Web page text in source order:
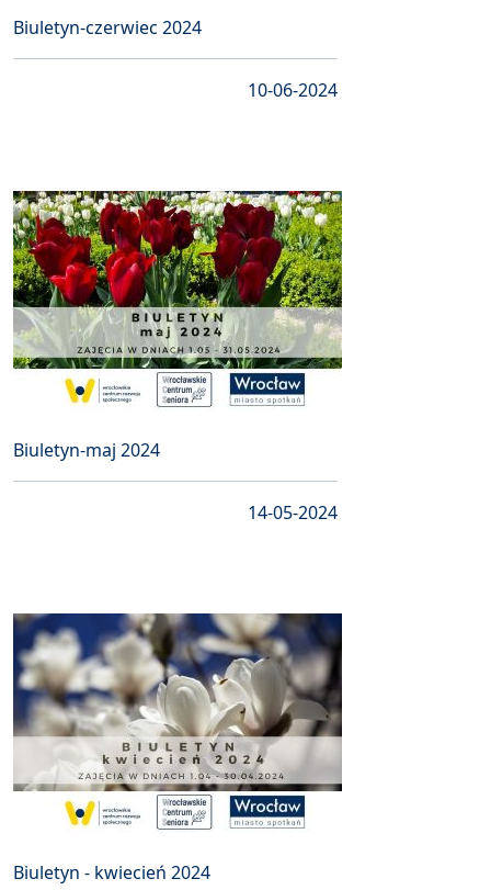
Biuletyn-czerwiec 2024
10-06-2024
Biuletyn-maj 2024
14-05-2024
Biuletyn - kwiecień 2024